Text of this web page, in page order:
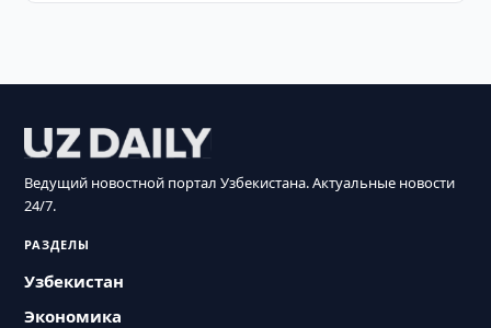
Ведущий новостной портал Узбекистана. Актуальные новости
24/7.
РАЗДЕЛЫ
Узбекистан
Экономика